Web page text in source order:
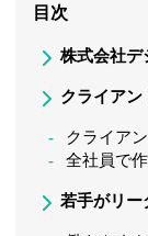
目次
株式会社デ
クライアン
クライア
全社員で
若手がリー